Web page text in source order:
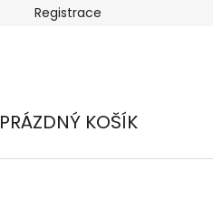
Registrace
PRÁZDNÝ KOŠÍK